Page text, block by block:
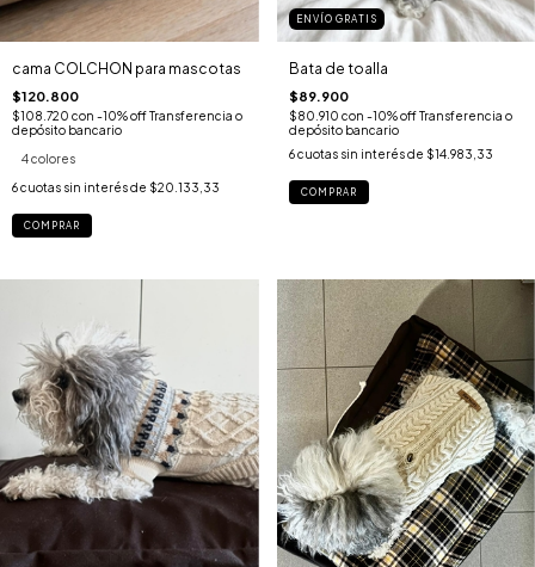
cama COLCHON para mascotas
$120.800
$108.720 con -10% off Transferencia o
depósito bancario
4 colores
6cuotas sin interés de $20.133,33
COMPRAR
ENVÍO GRATIS
Bata de toalla
$89.900
$80.910 con -10% off Transferencia o
depósito bancario
6 cuotas sin interés de $14.983,33
COMPRAR